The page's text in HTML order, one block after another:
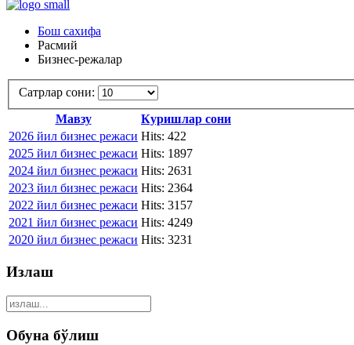
Бош сахифа
Расмий
Бизнес-режалар
Сатрлар сони:
Мавзу
Куришлар сони
2026 йил бизнес режаси Hits: 422
2025 йил бизнес режаси Hits: 1897
2024 йил бизнес режаси Hits: 2631
2023 йил бизнес режаси Hits: 2364
2022 йил бизнес режаси Hits: 3157
2021 йил бизнес режаси Hits: 4249
2020 йил бизнес режаси Hits: 3231
Излаш
Обуна бўлиш